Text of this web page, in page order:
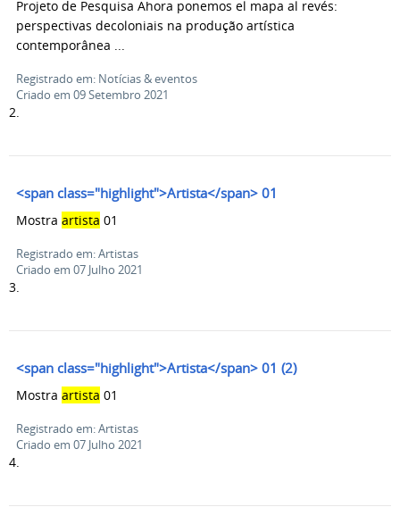
Projeto de Pesquisa Ahora ponemos el mapa al revés:
perspectivas decoloniais na produção artística
contemporânea ...
Registrado em: Notícias & eventos
Criado em 09 Setembro 2021
2.
<span class="highlight">Artista</span> 01
Mostra artista 01
Registrado em: Artistas
Criado em 07 Julho 2021
3.
<span class="highlight">Artista</span> 01 (2)
Mostra artista 01
Registrado em: Artistas
Criado em 07 Julho 2021
4.